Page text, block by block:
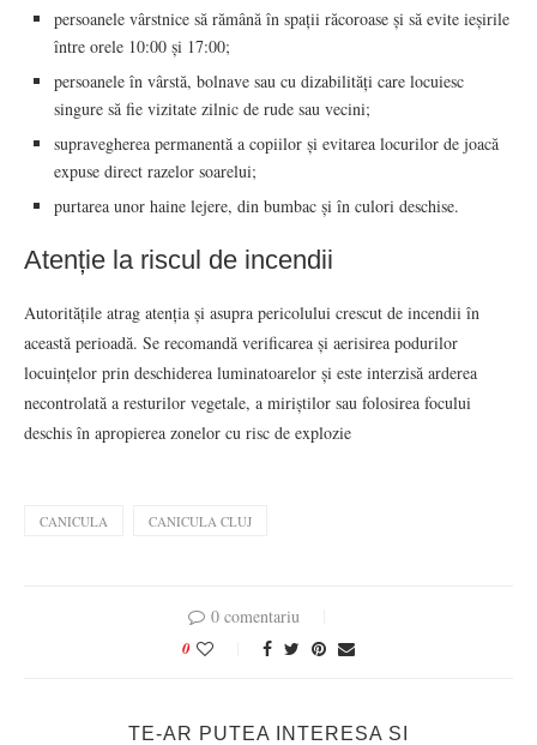
persoanele vârstnice să rămână în spații răcoroase și să evite ieșirile
între orele 10:00 și 17:00;
persoanele în vârstă, bolnave sau cu dizabilități care locuiesc
singure să fie vizitate zilnic de rude sau vecini;
supravegherea permanentă a copiilor și evitarea locurilor de joacă
expuse direct razelor soarelui;
purtarea unor haine lejere, din bumbac și în culori deschise.
Atenție la riscul de incendii
Autoritățile atrag atenția și asupra pericolului crescut de incendii în
această perioadă. Se recomandă verificarea și aerisirea podurilor
locuințelor prin deschiderea luminatoarelor și este interzisă arderea
necontrolată a resturilor vegetale, a miriștilor sau folosirea focului
deschis în apropierea zonelor cu risc de explozie
CANICULA CANICULA CLUJ
0 comentariu
0
TE-AR PUTEA INTERESA SI